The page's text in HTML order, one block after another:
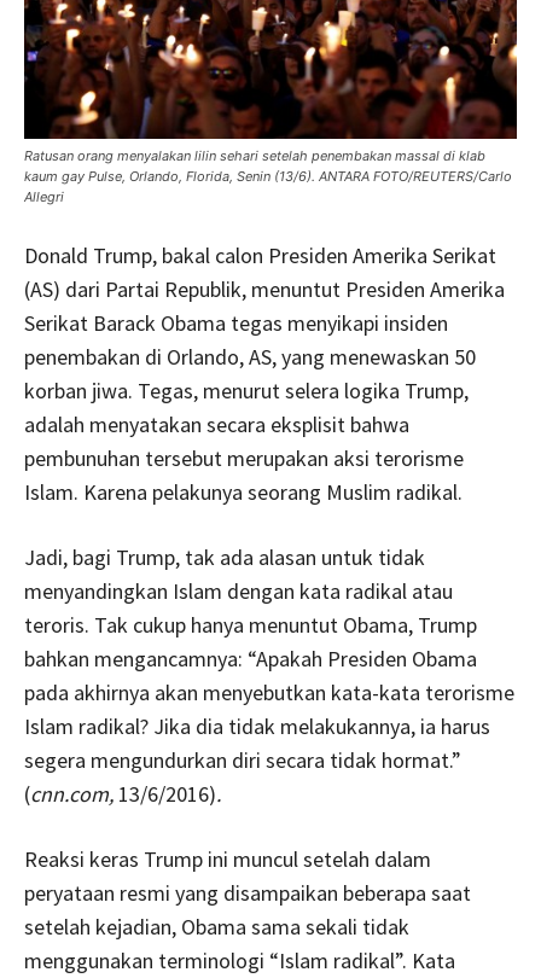
Ratusan orang menyalakan lilin sehari setelah penembakan massal di klab
kaum gay Pulse, Orlando, Florida, Senin (13/6). ANTARA FOTO/REUTERS/Carlo
Allegri
Donald Trump, bakal calon Presiden Amerika Serikat
(AS) dari Partai Republik, menuntut Presiden Amerika
Serikat Barack Obama tegas menyikapi insiden
penembakan di Orlando, AS, yang menewaskan 50
korban jiwa. Tegas, menurut selera logika Trump,
adalah menyatakan secara eksplisit bahwa
pembunuhan tersebut merupakan aksi terorisme
Islam. Karena pelakunya seorang Muslim radikal.
Jadi, bagi Trump, tak ada alasan untuk tidak
menyandingkan Islam dengan kata radikal atau
teroris. Tak cukup hanya menuntut Obama, Trump
bahkan mengancamnya: “Apakah Presiden Obama
pada akhirnya akan menyebutkan kata-kata terorisme
Islam radikal? Jika dia tidak melakukannya, ia harus
segera mengundurkan diri secara tidak hormat.”
(cnn.com, 13/6/2016).
Reaksi keras Trump ini muncul setelah dalam
peryataan resmi yang disampaikan beberapa saat
setelah kejadian, Obama sama sekali tidak
menggunakan terminologi “Islam radikal”. Kata